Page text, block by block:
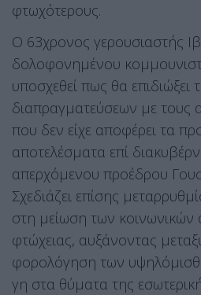
φτωχότερους.
Ο 63χρονος γερουσιαστής
δολοφονημένου
υποσχεθεί πως θα επιδιώξει
διαπραγματεύσεων με τους
που δεν είχε αποφέρει τα
αποτελέσματα επί
απερχόμενου προέδρου
Σχεδιάζει επίσης
στη μείωση των κοινωνικών
φτώχειας, αυξάνοντας
φορολόγηση των
γη στα θύματα της